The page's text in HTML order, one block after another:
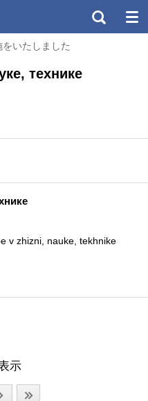
いたしました
технике
v zhizni, nauke, tekhnike
示